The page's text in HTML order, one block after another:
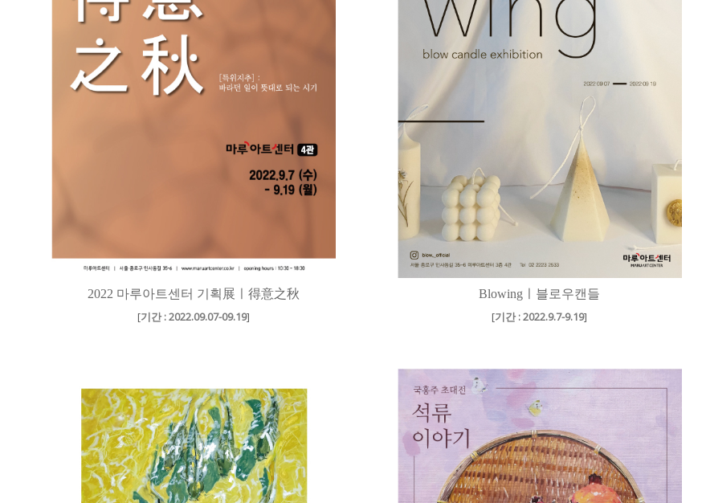
2022 마루아트센터 기획展ㅣ得意之秋
[기간 : 2022.09.07-09.19]
Blowingㅣ블로우캔들
[기간 : 2022.9.7-9.19]